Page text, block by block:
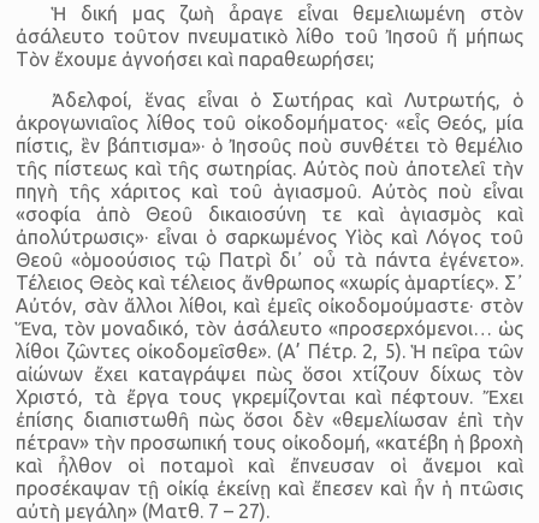
Ἡ δική μας ζωὴ ἆραγε εἶναι θεμελιωμένη στὸν
ἀσάλευτο τοῦτον πνευματικὸ λίθο τοῦ Ἰησοῦ ἤ μήπως
Τὸν ἔχουμε ἀγνοήσει καὶ παραθεωρήσει;
Ἀδελφοί, ἕνας εἶναι ὁ Σωτήρας καὶ Λυτρωτής, ὁ
ἀκρογωνιαῖος λίθος τοῦ οἰκοδομήματος· «εἷς Θεός, μία
πίστις, ἓν βάπτισμα»· ὁ Ἰησοῦς ποὺ συνθέτει τὸ θεμέλιο
τῆς πίστεως καὶ τῆς σωτηρίας. Αὐτὸς ποὺ ἀποτελεῖ τὴν
πηγὴ τῆς χάριτος καὶ τοῦ ἁγιασμοῦ. Αὐτὸς ποὺ εἶναι
«σοφία ἀπὸ Θεοῦ δικαιοσύνη τε καὶ ἁγιασμὸς καὶ
ἀπολύτρωσις»· εἶναι ὁ σαρκωμένος Υἱὸς καὶ Λόγος τοῦ
Θεοῦ «ὁμοούσιος τῷ Πατρὶ δι᾿ οὗ τὰ πάντα ἐγένετο».
Τέλειος Θεὸς καὶ τέλειος ἄνθρωπος «χωρίς ἁμαρτίες». Σ᾿
Αὐτόν, σὰν ἄλλοι λίθοι, καὶ ἐμεῖς οἰκοδομούμαστε· στὸν
Ἕνα, τὸν μοναδικό, τὸν ἀσάλευτο «προσερχόμενοι… ὡς
λίθοι ζῶντες οἰκοδομεῖσθε». (Α’ Πέτρ. 2, 5). Ἡ πεῖρα τῶν
αἰώνων ἔχει καταγράψει πὼς ὅσοι χτίζουν δίχως τὸν
Χριστό, τὰ ἔργα τους γκρεμίζονται καὶ πέφτουν. Ἔχει
ἐπίσης διαπιστωθῆ πὼς ὅσοι δὲν «θεμελίωσαν ἐπὶ τὴν
πέτραν» τὴν προσωπική τους οἰκοδομή, «κατέβη ἡ βροχὴ
καὶ ἦλθον οἱ ποταμοὶ καὶ ἔπνευσαν οἱ ἄνεμοι καὶ
προσέκαψαν τῇ οἰκίᾳ ἐκείνῃ καὶ ἔπεσεν καὶ ἦν ἡ πτῶσις
αὐτὴ μεγάλη» (Ματθ. 7 – 27).